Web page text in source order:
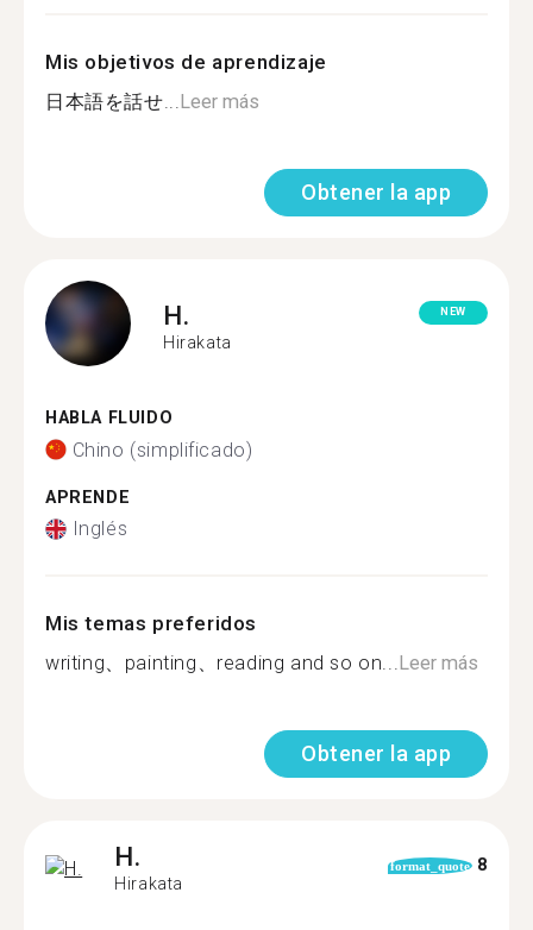
Mis objetivos de aprendizaje
日本語を話せ...Leer más
Obtener la app
H.
Hirakata
NEW
HABLA FLUIDO
Chino (simplificado)
APRENDE
Inglés
Mis temas preferidos
writing、painting、reading and so on...Leer más
Obtener la app
H.
Hirakata
format_quote 8